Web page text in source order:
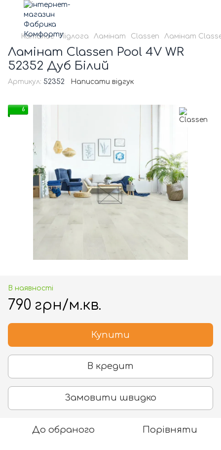
Каталог Підлога Ламінат Classen Ламінат
Ламінат Classen Pool 4V WR
52352 Дуб Білий
Артикул: 52352 Написати відгук
6
В наявності
790 грн/м.кв.
Купити
В кредит
Замовити швидко
До обраного Порівняти